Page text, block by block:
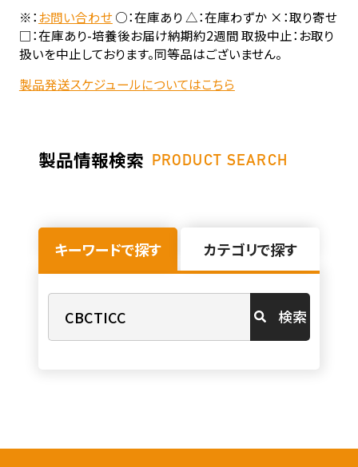
※：お問い合わせ○：在庫あり △：在庫わずか ×：取り寄せ
□：在庫あり-培養後お届け納期約2週間 取扱中止：お取り
扱いを中止しております。同等品はございません。
製品発送スケジュールについてはこちら
製品情報検索 PRODUCT SEARCH
キーワードで探す カテゴリで探す
検索